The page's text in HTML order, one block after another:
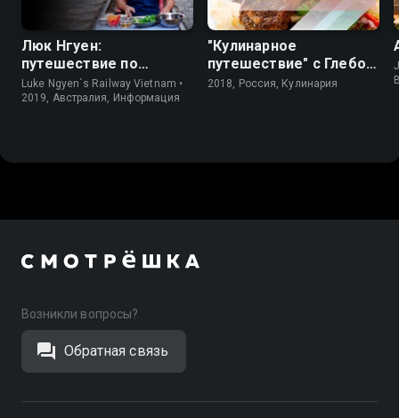
Люк Нгуен:
путешествие по
Вьетнаму
Luke Ngyen`s Railway Vietnam •
2019, Австралия, Информация
"Кулинарное
путешествие" с Глебом
Астафьевым
2018, Россия, Кулинария
Возникли вопросы?
Обратная связь